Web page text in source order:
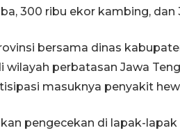
300 ribu ekor kambing, dan
bersama dinas
wilayah perbatasan Jawa
masuknya penyakit
pengecekan di lapak-